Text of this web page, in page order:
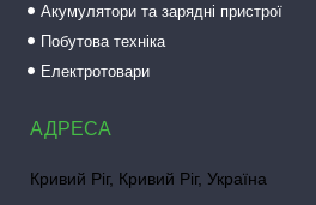
Акумулятори та зарядні пристрої
Побутова техніка
Електротовари
Кривий Ріг, Кривий Ріг, Україна